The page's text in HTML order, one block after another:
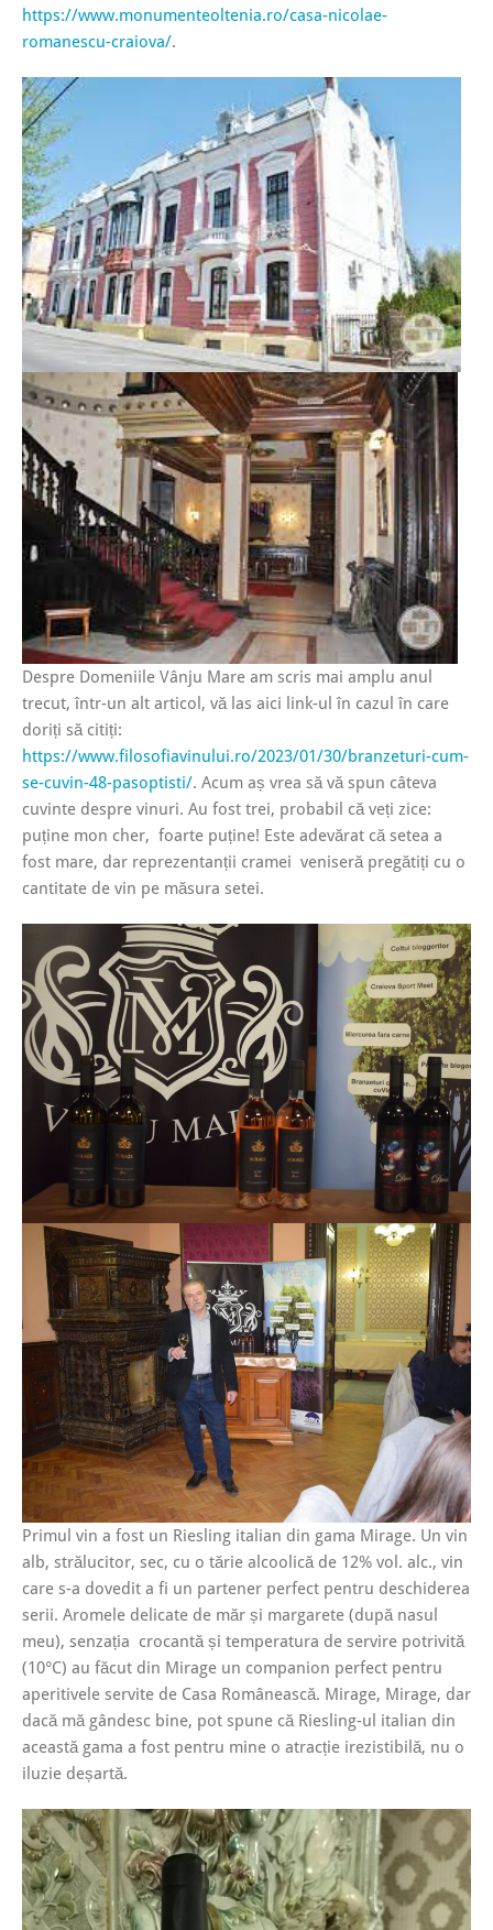
https://www.monumenteoltenia.ro/casa-nicolae-
romanescu-craiova/.
Despre Domeniile Vânju Mare am scris mai amplu anul
trecut, într-un alt articol, vă las aici link-ul în cazul în care
doriți să citiți:
https://www.filosofiavinului.ro/2023/01/30/branzeturi-cum-
se-cuvin-48-pasoptisti/. Acum aș vrea să vă spun câteva
cuvinte despre vinuri. Au fost trei, probabil că veți zice:
puține mon cher, foarte puține! Este adevărat că setea a
fost mare, dar reprezentanții cramei veniseră pregătiți cu o
cantitate de vin pe măsura setei.
Primul vin a fost un Riesling italian din gama Mirage. Un vin
alb, strălucitor, sec, cu o tărie alcoolică de 12% vol. alc., vin
care s-a dovedit a fi un partener perfect pentru deschiderea
serii. Aromele delicate de măr și margarete (după nasul
meu), senzația crocantă și temperatura de servire potrivită
(10°C) au făcut din Mirage un companion perfect pentru
aperitivele servite de Casa Românească. Mirage, Mirage, dar
dacă mă gândesc bine, pot spune că Riesling-ul italian din
această gama a fost pentru mine o atracție irezistibilă, nu o
iluzie deșartă.